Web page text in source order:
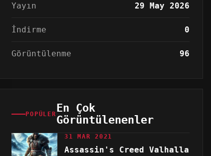
Yayın 29 May 2026
İndirme 0
Görüntülenme 96
POPÜLER En Çok
Görüntülenenler
31 MAR 2021
Assassin's Creed Valhalla